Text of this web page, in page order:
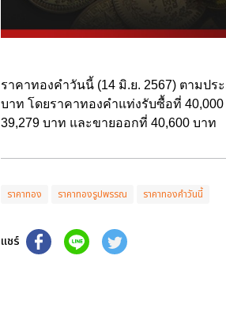
ราคาทองคำวันนี้ (14 มิ.ย. 2567) ตามปร
บาท โดยราคาทองคำแท่งรับซื้อที่
39,279 บาท และขายออกที่ 40,600 บาท
ราคาทอง ราคาทองรูปพรรณ ราคาทองคำวันนี้
แชร์